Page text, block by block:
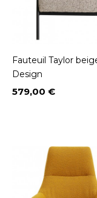
Fauteuil Taylor
Design
Prix
579,00 €